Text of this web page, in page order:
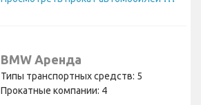
BMW Аренда
Типы транспортных средств: 5
Прокатные компании: 4